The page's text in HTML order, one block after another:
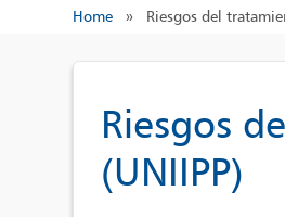
Home » Riesgos del
Riesgos
(UNIIPP)